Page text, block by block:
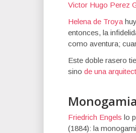
Victor Hugo Perez
Helena de Troya
entonces, la
como aventura;
Este doble rasero
sino de una
Friedrich Engels lo
(1884): la